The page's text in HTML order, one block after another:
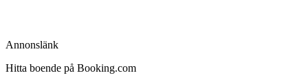
Annonslänk
Hitta boende på Booking.com